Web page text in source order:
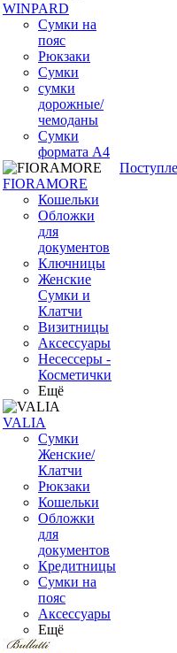
WINPARD
Сумки на
пояс
Рюкзаки
Сумки
сумки
дорожные/
чемоданы
Сумки
формата А4
FIORAMORE
Кошельки
Обложки
для
документов
Ключницы
Женские
Сумки и
Клатчи
Визитницы
Аксессуары
Несессеры -
Косметички
Ещё
VALIA
Сумки
Женские/
Клатчи
Рюкзаки
Кошельки
Обложки
для
документов
Кредитницы
Сумки на
пояс
Аксессуары
Ещё